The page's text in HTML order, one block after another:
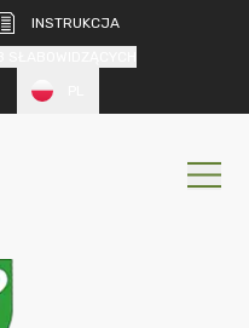
INSTRUKCJA